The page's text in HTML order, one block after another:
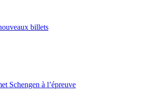
billets
Schengen à l’épreuve